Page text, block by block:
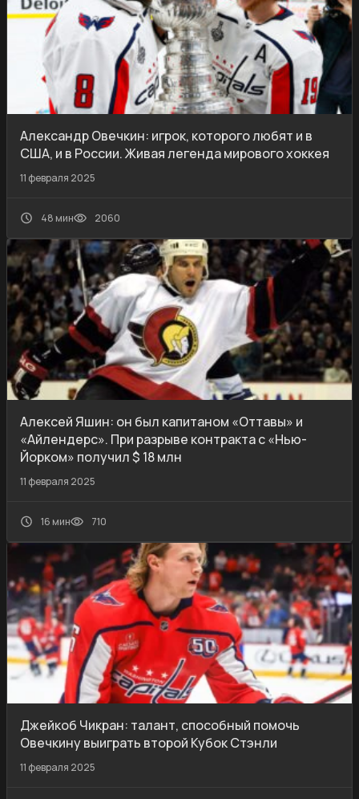
Александр Овечкин: игрок, которого любят и в
США, и в России. Живая легенда мирового хоккея
11 февраля 2025
48 мин 2060
Алексей Яшин: он был капитаном «Оттавы» и
«Айлендерс». При разрыве контракта с «Нью-
Йорком» получил $ 18 млн
11 февраля 2025
16 мин 710
Джейкоб Чикран: талант, способный помочь
Овечкину выиграть второй Кубок Стэнли
11 февраля 2025